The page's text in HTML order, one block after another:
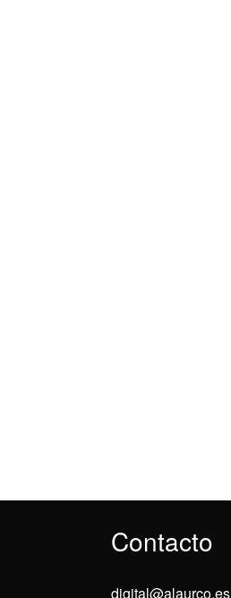
Contacto
digital@alaurco.es